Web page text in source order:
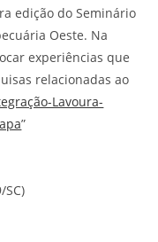
edição do Seminário
Oeste. Na
experiências que
relacionadas ao
Lavoura-
”